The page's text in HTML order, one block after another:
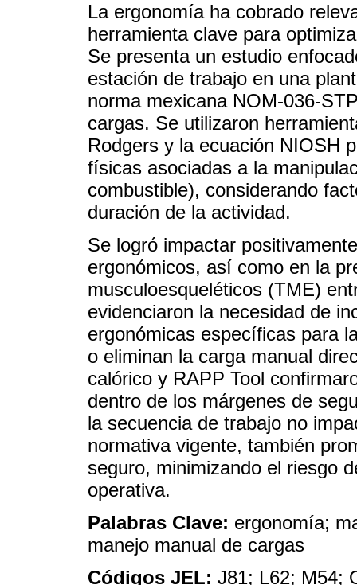
La ergonomía ha cobrado
herramienta clave para
Se presenta un estudio
estación de trabajo en una
norma mexicana NOM-036-
cargas. Se utilizaron
Rodgers y la ecuación NIOSH
físicas asociadas a la
combustible), considerando
duración de la actividad.
Se logró impactar
ergonómicos, así como en la
musculoesqueléticos (TME)
evidenciaron la necesidad de
ergonómicas específicas para
o eliminan la carga manual
calórico y RAPP Tool
dentro de los márgenes de
la secuencia de trabajo no
normativa vigente, también
seguro, minimizando el riesgo
operativa.
Palabras Clave: ergonomía;
manejo manual de cargas
Códigos JEL: J81; L62; M54;